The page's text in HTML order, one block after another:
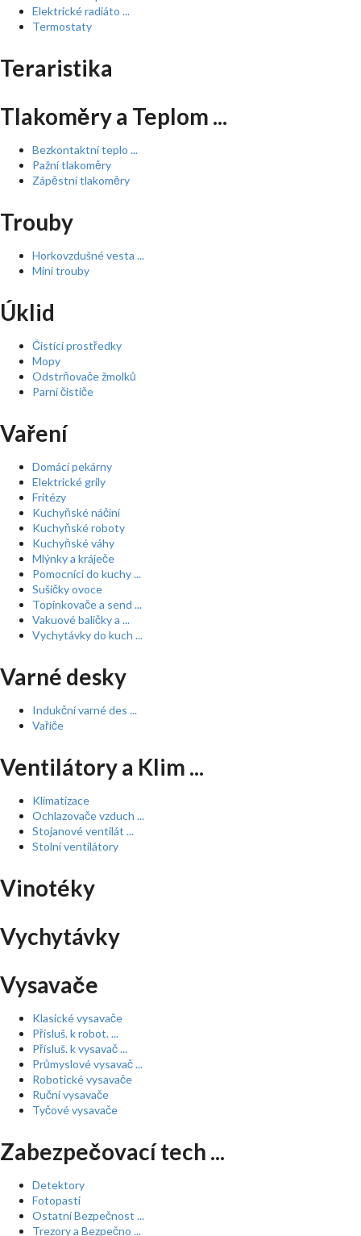
Elektrické radiáto ...
Termostaty
Teraristika
Tlakoměry a Teplom ...
Bezkontaktní teplo ...
Pažní tlakoměry
Zápěstní tlakoměry
Trouby
Horkovzdušné vesta ...
Mini trouby
Úklid
Čistící prostředky
Mopy
Odstrňovače žmolků
Parní čističe
Vaření
Domácí pekárny
Elektrické grily
Fritézy
Kuchyňské náčiní
Kuchyňské roboty
Kuchyňské váhy
Mlýnky a kráječe
Pomocníci do kuchy ...
Sušičky ovoce
Topinkovače a send ...
Vakuové baličky a ...
Vychytávky do kuch ...
Varné desky
Indukční varné des ...
Vařiče
Ventilátory a Klim ...
Klimatizace
Ochlazovače vzduch ...
Stojanové ventilát ...
Stolní ventilátory
Vinotéky
Vychytávky
Vysavače
Klasické vysavače
Přísluš. k robot. ...
Přísluš. k vysavač ...
Průmyslové vysavač ...
Robotické vysavače
Ruční vysavače
Tyčové vysavače
Zabezpečovací tech ...
Detektory
Fotopasti
Ostatní Bezpečnost ...
Trezory a Bezpečno ...